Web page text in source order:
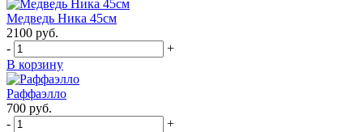
Медведь Ника 45см
2100 руб.
-
+
В корзину
Раффаэлло
700 руб.
-
+